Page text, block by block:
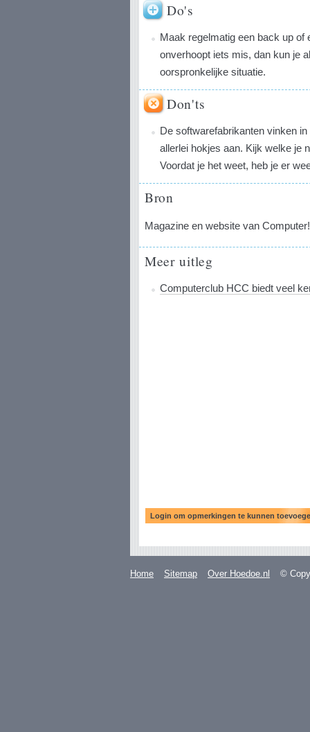
Do's
Maak regelmatig een back up of
onverhoopt iets mis, dan kun je
oorspronkelijke situatie.
Don'ts
De softwarefabrikanten vinken
allerlei hokjes aan. Kijk welke je
Voordat je het weet, heb je er
Bron
Magazine en website van
Meer uitleg
Computerclub HCC biedt veel
Home Sitemap Over Hoedoe.nl ©